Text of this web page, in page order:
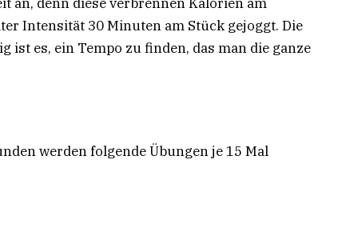
Intensität 30 Minuten am Stück gejoggt. Die
ist es, ein Tempo zu finden, das man die ganze
werden folgende Übungen je 15 Mal